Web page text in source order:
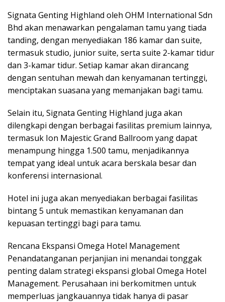
Signata Genting Highland oleh OHM International Sdn
Bhd akan menawarkan pengalaman tamu yang tiada
tanding, dengan menyediakan 186 kamar dan suite,
termasuk studio, junior suite, serta suite 2-kamar tidur
dan 3-kamar tidur. Setiap kamar akan dirancang
dengan sentuhan mewah dan kenyamanan tertinggi,
menciptakan suasana yang memanjakan bagi tamu.
Selain itu, Signata Genting Highland juga akan
dilengkapi dengan berbagai fasilitas premium lainnya,
termasuk Ion Majestic Grand Ballroom yang dapat
menampung hingga 1.500 tamu, menjadikannya
tempat yang ideal untuk acara berskala besar dan
konferensi internasional.
Hotel ini juga akan menyediakan berbagai fasilitas
bintang 5 untuk memastikan kenyamanan dan
kepuasan tertinggi bagi para tamu.
Rencana Ekspansi Omega Hotel Management
Penandatanganan perjanjian ini menandai tonggak
penting dalam strategi ekspansi global Omega Hotel
Management. Perusahaan ini berkomitmen untuk
memperluas jangkauannya tidak hanya di pasar